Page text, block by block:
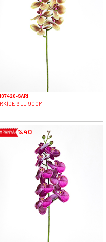
SARI
9'LU 90CM
%40